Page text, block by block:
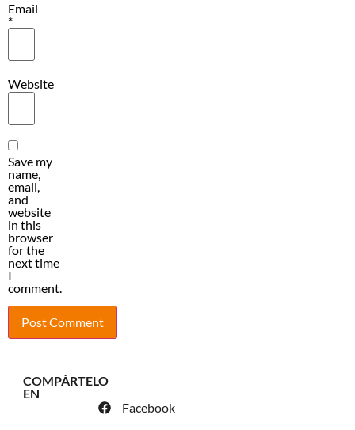
Email
*
Website
Save my
name,
email,
and
website
in this
browser
for the
next time
I
comment.
COMPÁRTELO
EN
Facebook